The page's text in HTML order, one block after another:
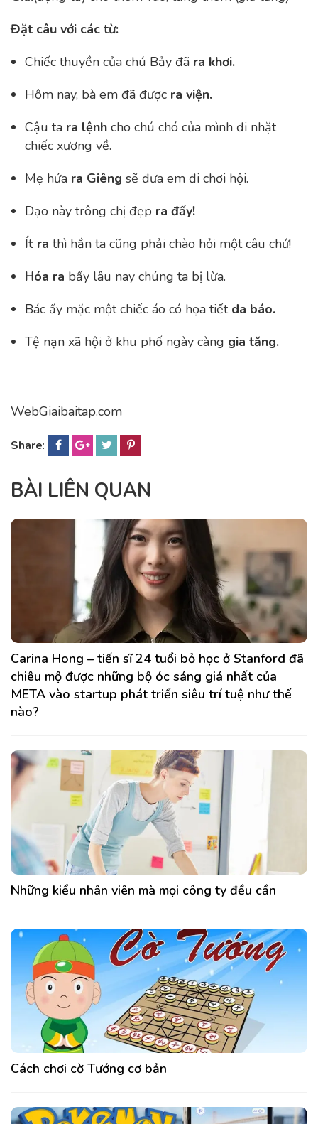
Đặt câu với các từ:
Chiếc thuyền của chú Bảy đã ra khơi.
Hôm nay, bà em đã được ra viện.
Cậu ta ra lệnh cho chú chó của mình đi nhặt
chiếc xương về.
Mẹ hứa ra Giêng sẽ đưa em đi chơi hội.
Dạo này trông chị đẹp ra đấy!
Ít ra thì hắn ta cũng phải chào hỏi một câu chứ!
Hóa ra bấy lâu nay chúng ta bị lừa.
Bác ấy mặc một chiếc áo có họa tiết da báo.
Tệ nạn xã hội ở khu phố ngày càng gia tăng.
WebGiaibaitap.com
Share:
BÀI LIÊN QUAN
Carina Hong – tiến sĩ 24 tuổi bỏ học ở Stanford đã
chiêu mộ được những bộ óc sáng giá nhất của
META vào startup phát triển siêu trí tuệ như thế
nào?
Những kiểu nhân viên mà mọi công ty đều cần
Cách chơi cờ Tướng cơ bản